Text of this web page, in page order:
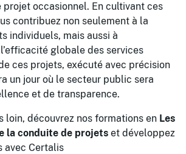
occasionnel. En cultivant ces
contribuez non seulement à la
individuels, mais aussi à
globale des services
ces projets, exécuté avec précision
un jour où le secteur public sera
et de transparence.
loin, découvrez nos formations en Les
la conduite de projets et développez
avec Certalis